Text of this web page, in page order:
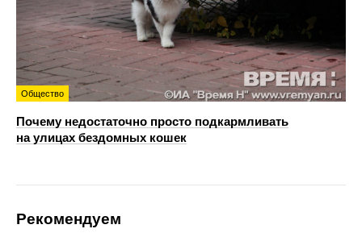
Общество
Почему недостаточно просто подкармливать
на улицах бездомных кошек
Рекомендуем